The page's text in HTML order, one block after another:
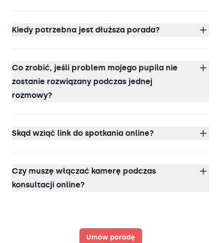
Kiedy potrzebna jest dłuższa porada?
Co zrobić, jeśli problem mojego pupila nie
zostanie rozwiązany podczas jednej
rozmowy?
Skąd wziąć link do spotkania online?
Czy muszę włączać kamerę podczas
konsultacji online?
Umów poradę